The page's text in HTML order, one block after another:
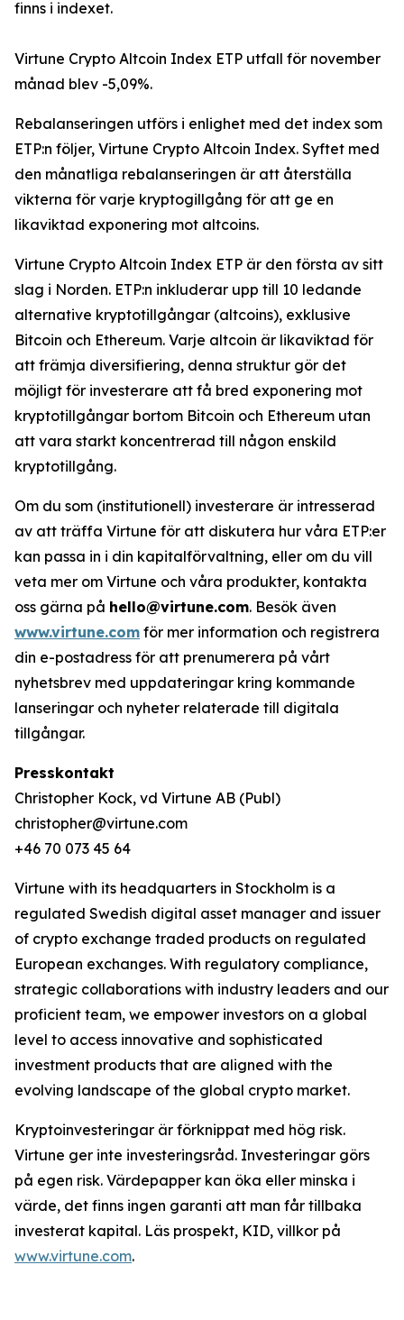
finns i indexet.
Virtune Crypto Altcoin Index ETP utfall för november
månad blev -5,09%.
Rebalanseringen utförs i enlighet med det index som
ETP:n följer, Virtune Crypto Altcoin Index. Syftet med
den månatliga rebalanseringen är att återställa
vikterna för varje kryptogillgång för att ge en
likaviktad exponering mot altcoins.
Virtune Crypto Altcoin Index ETP är den första av sitt
slag i Norden. ETP:n inkluderar upp till 10 ledande
alternative kryptotillgångar (altcoins), exklusive
Bitcoin och Ethereum. Varje altcoin är likaviktad för
att främja diversifiering, denna struktur gör det
möjligt för investerare att få bred exponering mot
kryptotillgångar bortom Bitcoin och Ethereum utan
att vara starkt koncentrerad till någon enskild
kryptotillgång.
Om du som (institutionell) investerare är intresserad
av att träffa Virtune för att diskutera hur våra ETP:er
kan passa in i din kapitalförvaltning, eller om du vill
veta mer om Virtune och våra produkter, kontakta
oss gärna på hello@virtune.com. Besök även
www.virtune.com för mer information och registrera
din e-postadress för att prenumerera på vårt
nyhetsbrev med uppdateringar kring kommande
lanseringar och nyheter relaterade till digitala
tillgångar.
Presskontakt
Christopher Kock, vd Virtune AB (Publ)
christopher@virtune.com
+46 70 073 45 64
Virtune with its headquarters in Stockholm is a
regulated Swedish digital asset manager and issuer
of crypto exchange traded products on regulated
European exchanges. With regulatory compliance,
strategic collaborations with industry leaders and our
proficient team, we empower investors on a global
level to access innovative and sophisticated
investment products that are aligned with the
evolving landscape of the global crypto market.
Kryptoinvesteringar är förknippat med hög risk.
Virtune ger inte investeringsråd. Investeringar görs
på egen risk. Värdepapper kan öka eller minska i
värde, det finns ingen garanti att man får tillbaka
investerat kapital. Läs prospekt, KID, villkor på
www.virtune.com.